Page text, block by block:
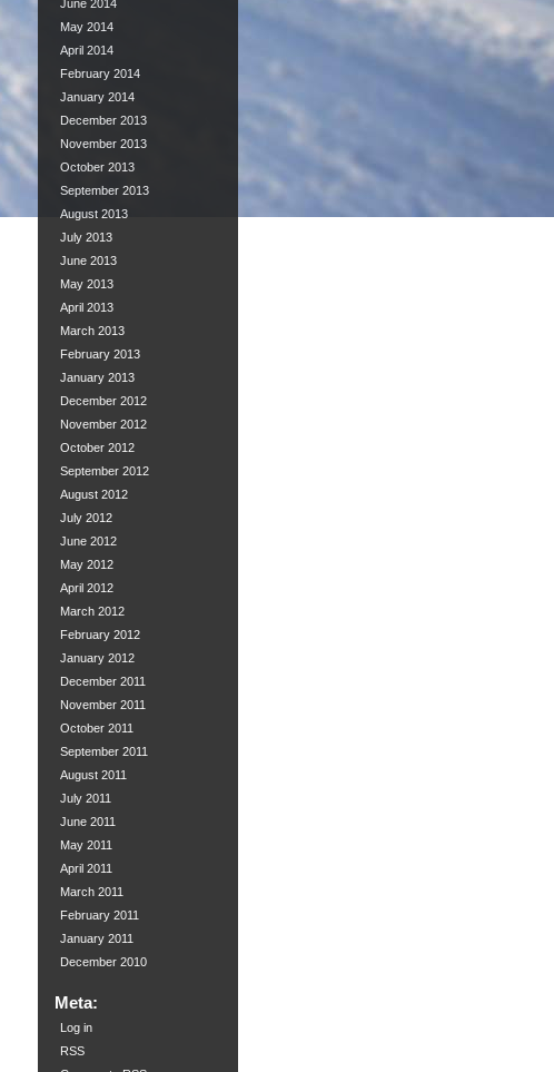
June 2014
May 2014
April 2014
February 2014
January 2014
December 2013
November 2013
October 2013
September 2013
August 2013
July 2013
June 2013
May 2013
April 2013
March 2013
February 2013
January 2013
December 2012
November 2012
October 2012
September 2012
August 2012
July 2012
June 2012
May 2012
April 2012
March 2012
February 2012
January 2012
December 2011
November 2011
October 2011
September 2011
August 2011
July 2011
June 2011
May 2011
April 2011
March 2011
February 2011
January 2011
December 2010
Meta:
Log in
RSS